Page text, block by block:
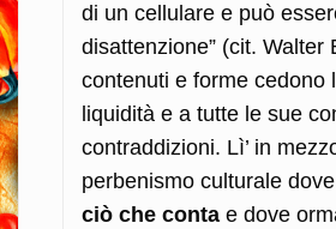
di un cellulare e può
disattenzione” (cit. Walter
contenuti e forme cedono
liquidità e a tutte le sue
contraddizioni. Lì’ in
perbenismo culturale
ciò che conta e dove